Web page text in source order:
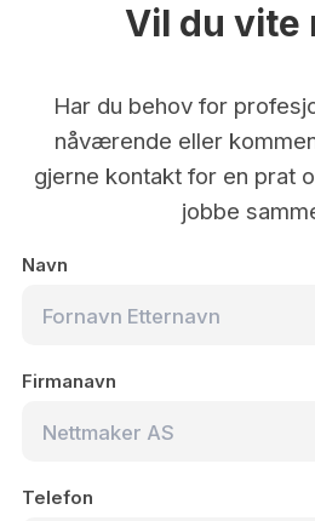
Vil du vite
Har du behov for
nåværende eller
gjerne kontakt for en prat
jobbe
Navn
Firmanavn
Telefon